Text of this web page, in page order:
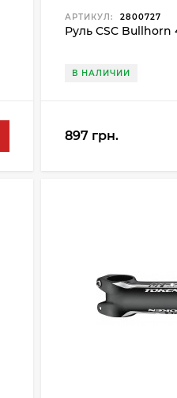
АРТИКУЛ: 2800727
Руль CSC
В НАЛИЧИИ
897 грн.